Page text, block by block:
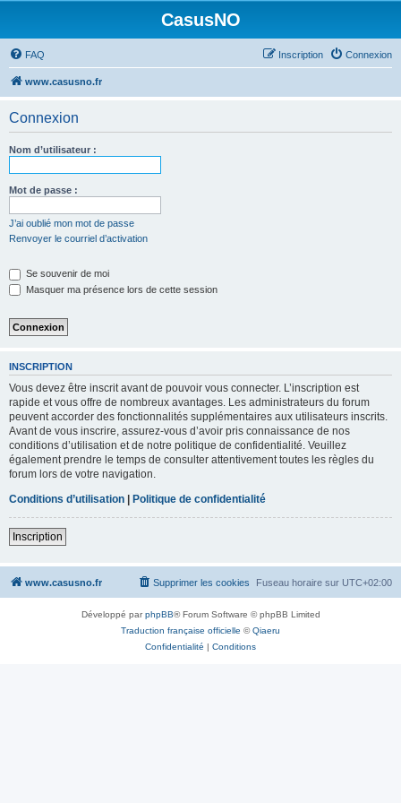
CasusNO
FAQ Connexion
Inscription
www.casusno.fr
Connexion
Nom d’utilisateur :
Mot de passe :
J’ai oublié mon mot de passe
Renvoyer le courriel d’activation
Se souvenir de moi
Masquer ma présence lors de cette session
INSCRIPTION
Vous devez être inscrit avant de pouvoir vous connecter. L’inscription est
rapide et vous offre de nombreux avantages. Les administrateurs du forum
peuvent accorder des fonctionnalités supplémentaires aux utilisateurs inscrits.
Avant de vous inscrire, assurez-vous d’avoir pris connaissance de nos
conditions d’utilisation et de notre politique de confidentialité. Veuillez
également prendre le temps de consulter attentivement toutes les règles du
forum lors de votre navigation.
Conditions d’utilisation | Politique de confidentialité
Inscription
www.casusno.fr Fuseau horaire sur UTC+02:00
Supprimer les cookies
Développé parphpBB® Forum Software © phpBB Limited
Traduction française officielle ©Qiaeru
Confidentialité | Conditions